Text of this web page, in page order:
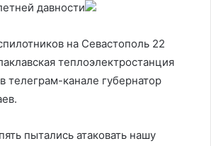
давности
на Севастополь 22
теплоэлектростанция
телеграм-канале губернатор
пытались атаковать нашу